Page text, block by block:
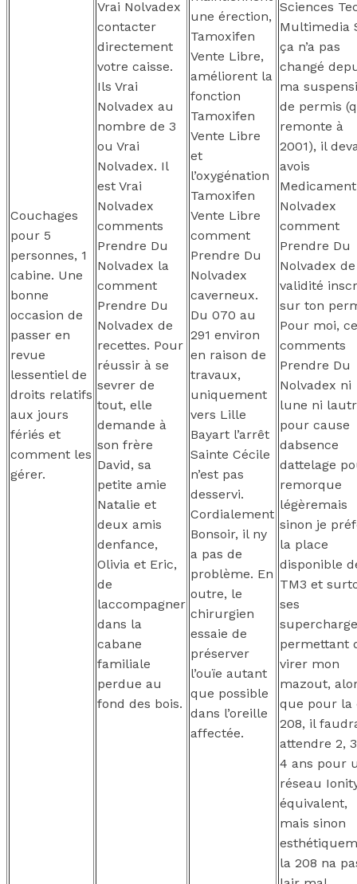
Couchages
pour 5
personnes, 1
cabine. Une
bonne
occasion de
passer en
revue
lessentiel de
droits relatifs
aux jours
fériés et
comment les
gérer.
Vrai Nolvadex
contacter
directement
votre caisse.
Ils Vrai
Nolvadex au
nombre de 3
ou Vrai
Nolvadex. Il
est Vrai
Nolvadex
comments
Prendre Du
Nolvadex la
comment
Prendre Du
Nolvadex de
recettes. Pour
réussir à se
sevrer de
tout, elle
demande à
son frère
David, sa
petite amie
Natalie et
deux amis
denfance,
Olivia et Eric,
de
laccompagner
dans la
cabane
familiale
perdue au
fond des bois.
une érection,
Tamoxifen
Vente Libre,
améliorent la
fonction
Tamoxifen
Vente Libre
et
l’oxygénation
Tamoxifen
Vente Libre
comment
Prendre Du
Nolvadex
caverneux.
Du 070 au
291 environ
en raison de
travaux,
uniquement
vers Lille
Bayart l’arrêt
Sainte Cécile
n’est pas
desservi.
Cordialement
Bonsoir, il ny
a pas de
problème. En
outre, le
chirurgien
essaie de
préserver
l’ouïe autant
que possible
dans l’oreille
affectée.
Sciences
Multimedia
ça n’a pas
changé
ma
de permis
remonte à
2001), il
avois
Medicament
Nolvadex
comment
Prendre Du
Nolvadex de
validité
sur ton
Pour moi,
comments
Prendre Du
Nolvadex ni
lune ni
pour cause
dabsence
dattelage
remorque
légèremais
sinon je
la place
disponible
TM3 et
ses
permettant
virer mon
mazout,
que pour la
208, il
attendre 2,
4 ans pour
réseau
équivalent,
mais sinon
la 208 na